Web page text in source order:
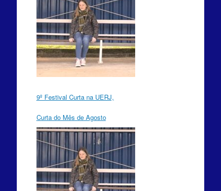
9º Festival Curta na UERJ,
Curta do Mês de Agosto